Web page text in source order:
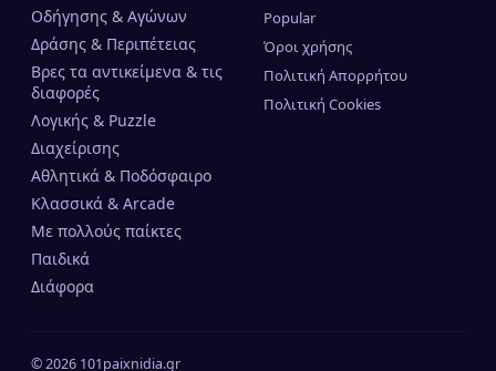
Οδήγησης & Αγώνων
Δράσης & Περιπέτειας
Βρες τα αντικείμενα & τις
διαφορές
Λογικής & Puzzle
Διαχείρισης
Αθλητικά & Ποδόσφαιρο
Κλασσικά & Arcade
Mε πολλούς παίκτες
Παιδικά
Διάφορα
Popular
Όροι χρήσης
Πολιτική Απορρήτου
Πολιτική Cookies
©2026 101paixnidia.gr